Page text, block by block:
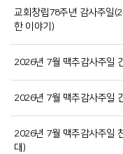
교회창립78주년 감사주일
한 이야기)
2026년 7월 맥추감사주일
2026년 7월 맥추감사주일
2026년 7월 맥추감사주일
대)